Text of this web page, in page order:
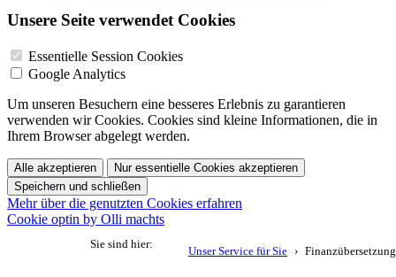
Sie sind hier:
Unser Service für Sie Finanzübersetzung
Unsere Seite verwendet Cookies
Essentielle Session Cookies
Google Analytics
Um unseren Besuchern eine besseres Erlebnis zu garantieren
verwenden wir Cookies. Cookies sind kleine Informationen, die in
Ihrem Browser abgelegt werden.
Alle akzeptieren
Nur essentielle Cookies akzeptieren
Speichern und schließen
Mehr über die genutzten Cookies erfahren
Cookie optin by Olli machts